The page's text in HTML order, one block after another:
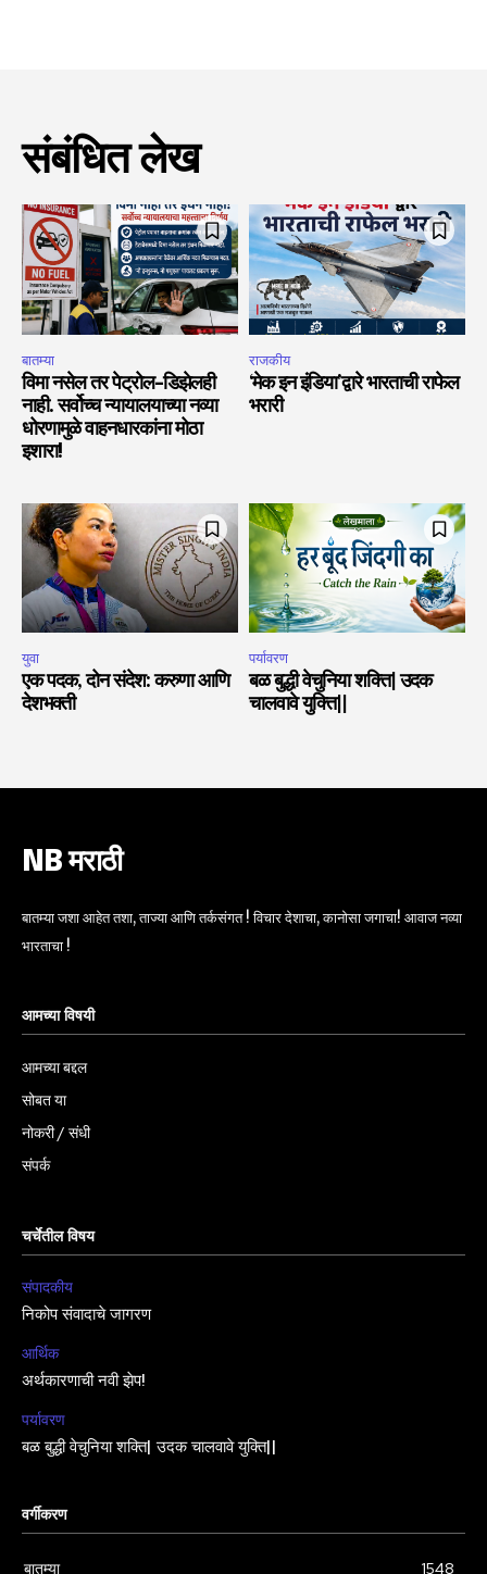
संबंधित लेख
बातम्या
विमा नसेल तर पेट्रोल-डिझेलही
नाही. सर्वोच्च न्यायालयाच्या नव्या
धोरणामुळे वाहनधारकांना मोठा
इशारा!
राजकीय
‘मेक इन इंडिया’द्वारे भारताची राफेल
भरारी
युवा
एक पदक, दोन संदेश: करुणा आणि
देशभक्ती
पर्यावरण
बळ बुद्धी वेचुनिया शक्ति| उदक
चालवावे युक्ति||
NB मराठी
बातम्या जशा आहेत तशा, ताज्या आणि तर्कसंगत ! विचार देशाचा, कानोसा जगाचा! आवाज नव्या
भारताचा !
आमच्या विषयी
आमच्या बद्दल
सोबत या
नोकरी / संधी
संपर्क
चर्चेतील विषय
संपादकीय
निकोप संवादाचे जागरण
आर्थिक
अर्थकारणाची नवी झेप!
पर्यावरण
बळ बुद्धी वेचुनिया शक्ति| उदक चालवावे युक्ति||
वर्गीकरण
बातम्या 1548